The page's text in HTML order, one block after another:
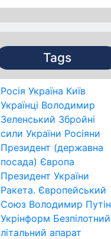
Tags
Росія Україна Київ
Українці Володимир
Зеленський Збройні
сили України Росіяни
Президент (державна
посада) Європа
Президент України
Ракета. Європейський
Союз Володимир Путін
Укрінформ Безпілотний
літальний апарат